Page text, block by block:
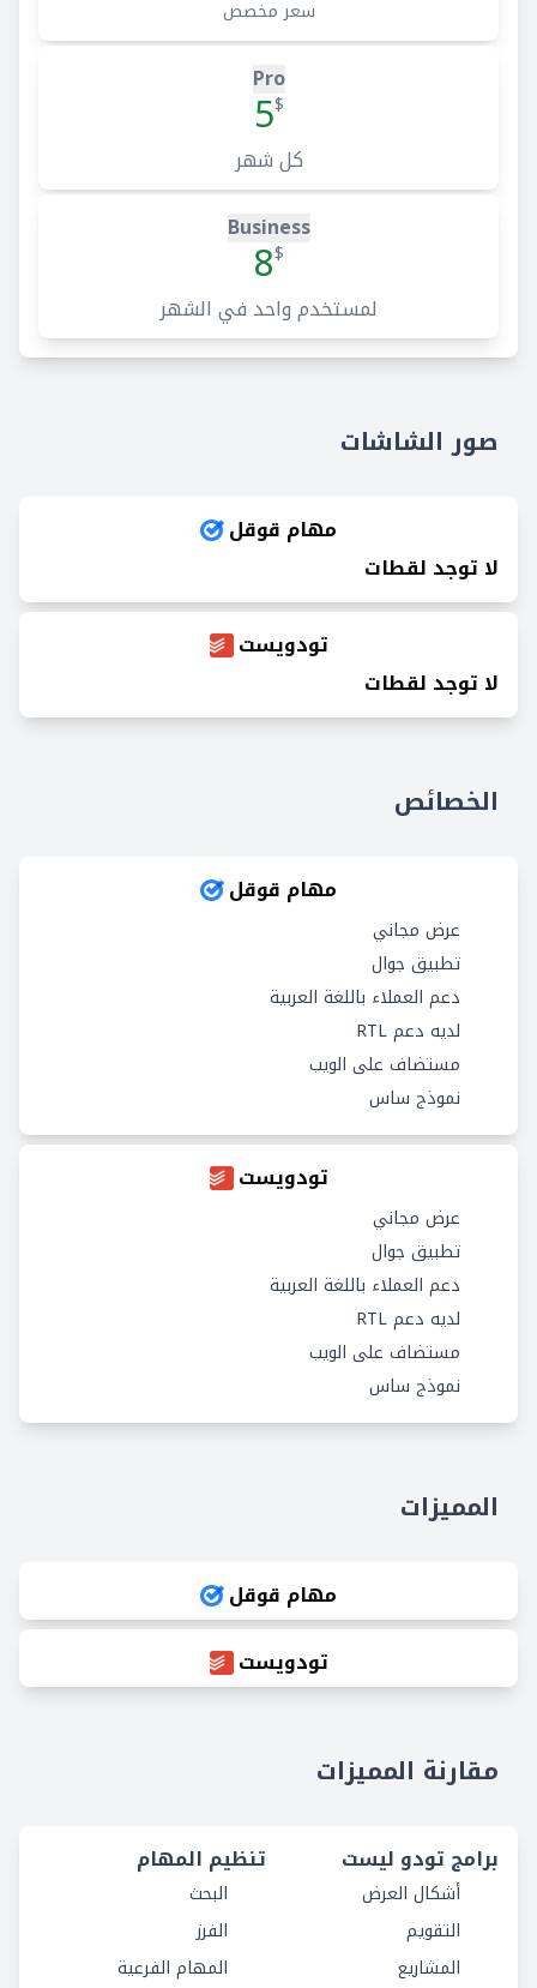
سعر مخصص
Pro
$
5
كل شهر
Business
$
8
لمستخدم واحد في الشهر
صور الشاشات
مهام قوقل
لا توجد لقطات
تودويست
لا توجد لقطات
الخصائص
مهام قوقل
عرض مجاني
تطبيق جوال
دعم العملاء باللغة العربية
لديه دعم RTL
مستضاف على الويب
نموذج ساس
تودويست
عرض مجاني
تطبيق جوال
دعم العملاء باللغة العربية
لديه دعم RTL
مستضاف على الويب
نموذج ساس
المميزات
مهام قوقل
تودويست
مقارنة المميزات
برامج تودو ليست
أشكال العرض
التقويم
المشاريع
تنظيم المهام
البحث
الفرز
المهام الفرعية